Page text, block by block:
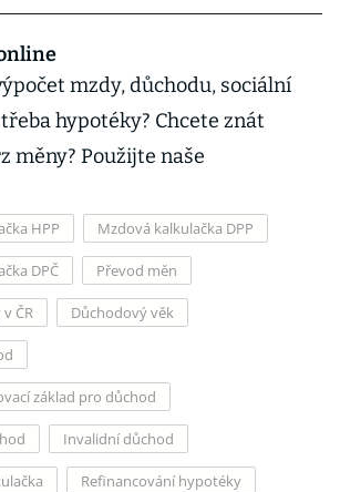
mzdy, důchodu, sociální
hypotéky? Chcete znát
měny? Použijte naše
HPP Mzdová kalkulačka DPP
DPČ Převod měn
ČR Důchodový věk
základ pro důchod
Invalidní důchod
Refinancování hypotéky